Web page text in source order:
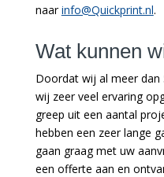
naarinfo@Quickprint.nl.
Wat kunnen
Doordat wij al meer dan
wij zeer veel ervaring
greep uit een aantal
hebben een zeer lange
gaan graag met uw
een offerte aan en